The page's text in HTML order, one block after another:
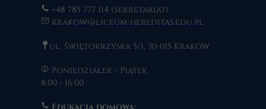
+48 785 777 114 (Sekretariat)
krakow@liceum-hereditas.edu.pl
ul. Świętokrzyska 5/1, 30-015 Kraków
Poniedziałek - Piątek
8:00 - 16:00